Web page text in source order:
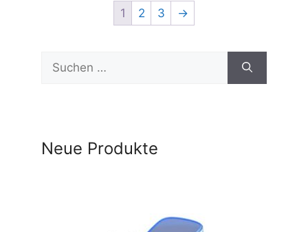
1 2 3 →
Suchen
nach:
Neue Produkte